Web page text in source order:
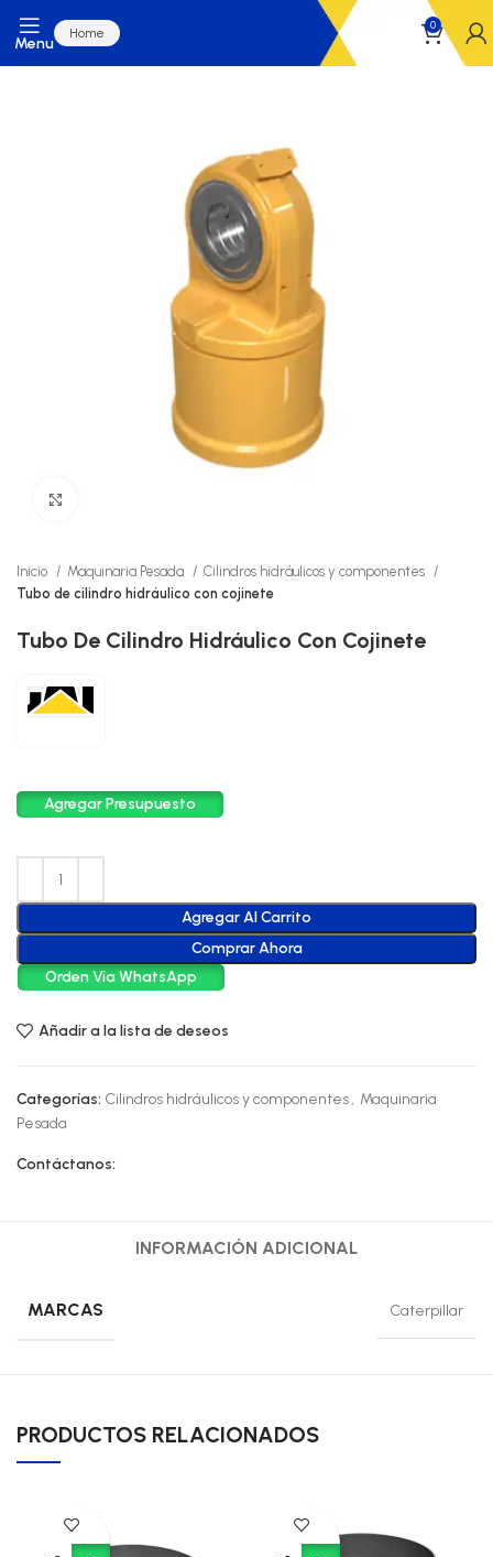
Menu
Home
0
Inicio Maquinaria Pesada
Cilindros hidráulicos y componentes
Tubo de cilindro hidráulico con cojinete
Tubo De Cilindro Hidráulico Con Cojinete
Agregar Presupuesto
Agregar Al Carrito
Comprar Ahora
Orden Vía WhatsApp
Añadir a la lista de deseos
Categorías: Cilindros hidráulicos y componentes, Maquinaria
Pesada
Contáctanos:
INFORMACIÓN ADICIONAL
MARCAS Caterpillar
PRODUCTOS RELACIONADOS